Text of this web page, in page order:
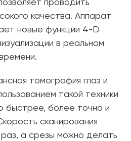
проводить
качества. Аппарат
новые функции 4-D
в реальном
томография глаз и
такой техники
быстрее, более точно и
сканирования
раз, а срезы можно делать